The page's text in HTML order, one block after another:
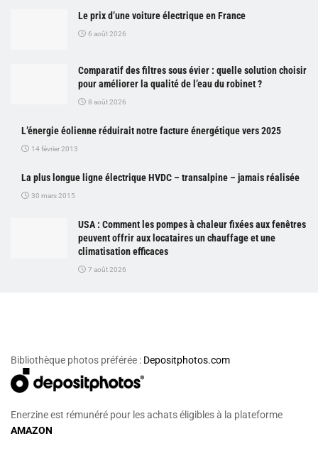
Le prix d’une voiture électrique en France
6 août 2026
Comparatif des filtres sous évier : quelle solution choisir
pour améliorer la qualité de l’eau du robinet ?
8 août 2026
L’énergie éolienne réduirait notre facture énergétique vers 2025
14 février 2013
La plus longue ligne électrique HVDC – transalpine – jamais réalisée
30 mars 2015
USA : Comment les pompes à chaleur fixées aux fenêtres
peuvent offrir aux locataires un chauffage et une
climatisation efficaces
7 août 2026
Bibliothèque photos préférée : Depositphotos.com
Enerzine est rémunéré pour les achats éligibles à la plateforme
AMAZON